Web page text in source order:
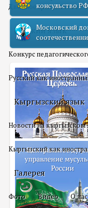
Двойное гражданство
Русский язык
Конкурс
Русский как
Кыргызский язык
Новости на кыргызском
Кыргызский как
Галерея
Фото Видео О нас
консульство
Московский